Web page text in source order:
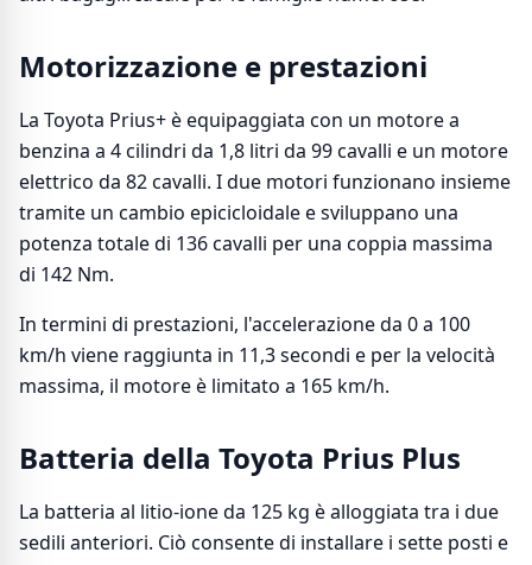
Motorizzazione e prestazioni
La Toyota Prius+ è equipaggiata con un motore a
benzina a 4 cilindri da 1,8 litri da 99 cavalli e un motore
elettrico da 82 cavalli. I due motori funzionano insieme
tramite un cambio epicicloidale e sviluppano una
potenza totale di 136 cavalli per una coppia massima
di 142 Nm.
In termini di prestazioni, l'accelerazione da 0 a 100
km/h viene raggiunta in 11,3 secondi e per la velocità
massima, il motore è limitato a 165 km/h.
Batteria della Toyota Prius Plus
La batteria al litio-ione da 125 kg è alloggiata tra i due
sedili anteriori. Ciò consente di installare i sette posti e